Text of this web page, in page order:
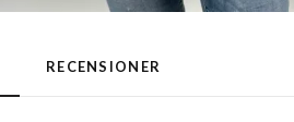
RECENSIONER